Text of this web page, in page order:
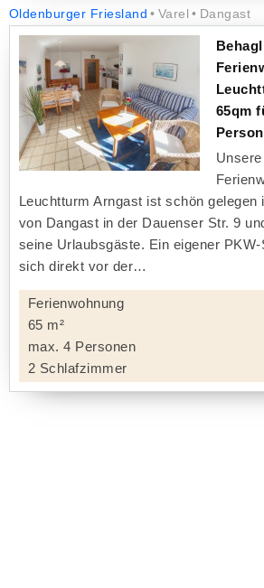
Oldenburger Friesland Varel Dangast
65qm
Leuchtturm Arngast ist schön gelegen
von Dangast in der Dauenser Str. 9
seine Urlaubsgäste. Ein eigener
sich direkt vor der
Ferienwohnung
65 m²
max. 4 Personen
2 Schlafzimmer